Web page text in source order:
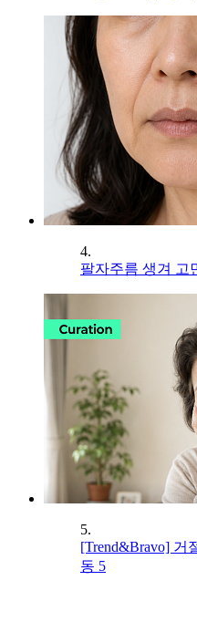
4.
팔자주름 생겨 고
5.
[Trend&Bravo] 거
동 5